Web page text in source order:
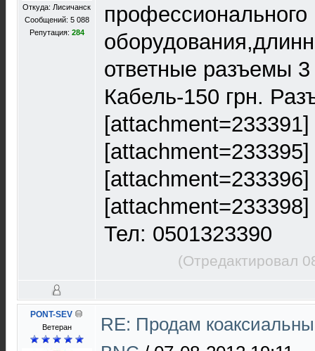
Откуда: Лисичанск
Сообщений: 5 088
Репутация: 284
профессионального
ответные разъемы
Кабель-150 грн.
[attachment=233395]
[attachment=233398]
Тел: 0501323390
(Отредактировал
PONT-SEV
Ветеран
RE: Продам